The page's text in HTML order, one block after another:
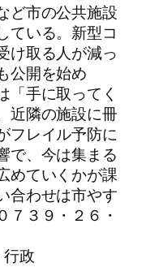
市の公共施設
ている。新型コ
け取る人が減っ
公開を始め
手に取ってく
近隣の施設に冊
フレイル予防に
で、今は集まる
めていくかが課
わせは市やす
７３９・２６・
政